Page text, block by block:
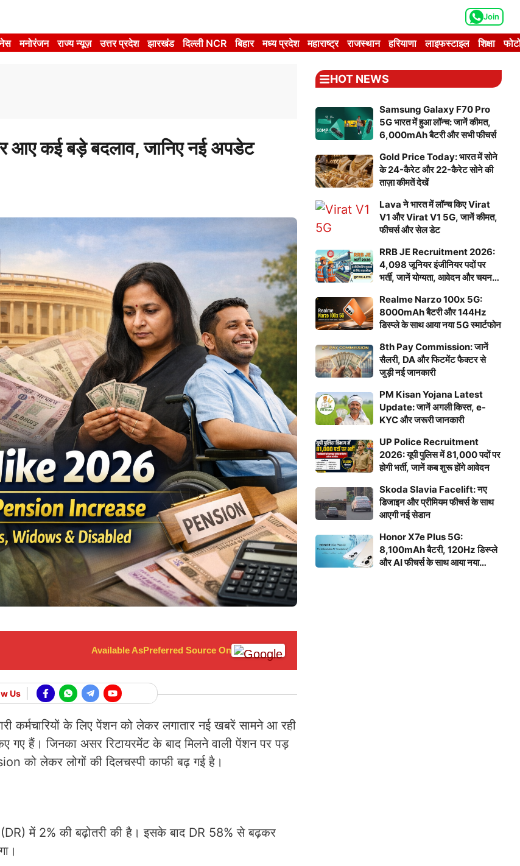
Join
मनोरंजन राज्य न्यूज़ उत्तर प्रदेश झारखंड दिल्ली NCR बिहार मध्य प्रदेश महाराष्ट्र राजस्थान हरियाणा लाइफस्टाइल शिक्षा
कई बड़े बदलाव, जानिए नई अपडेट
Available AsPreferred Source On
Us
कर्मचारियों के लिए पेंशन को लेकर लगातार नई खबरें सामने आ रही
हैं। जिनका असर रिटायरमेंट के बाद मिलने वाली पेंशन पर पड़
लेकर लोगों की दिलचस्पी काफी बढ़ गई है।
में 2% की बढ़ोतरी की है। इसके बाद DR 58% से बढ़कर
HOT NEWS
Samsung Galaxy F70 Pro
5G भारत में हुआ लॉन्च: जानें कीमत,
6,000mAh बैटरी और सभी फीचर्स
Gold Price Today: भारत में सोने
के 24-कैरेट और 22-कैरेट सोने की
ताज़ा कीमतें देखें
Lava ने भारत में लॉन्च किए Virat
V1 और Virat V1 5G, जानें कीमत,
फीचर्स और सेल डेट
RRB JE Recruitment 2026:
4,098 जूनियर इंजीनियर पदों पर
भर्ती, जानें योग्यता, आवेदन और चयन
Realme Narzo 100x 5G:
8000mAh बैटरी और 144Hz
डिस्प्ले के साथ आया नया 5G स्मार्टफोन
8th Pay Commission: जानें
सैलरी, DA और फिटमेंट फैक्टर से
जुड़ी नई जानकारी
PM Kisan Yojana Latest
Update: जानें अगली किस्त, e-
KYC और जरूरी जानकारी
UP Police Recruitment
2026: यूपी पुलिस में 81,000 पदों पर
होगी भर्ती, जानें कब शुरू होंगे आवेदन
Skoda Slavia Facelift: नए
डिजाइन और प्रीमियम फीचर्स के साथ
आएगी नई सेडान
Honor X7e Plus 5G:
8,100mAh बैटरी, 120Hz डिस्प्ले
और AI फीचर्स के साथ आया नया